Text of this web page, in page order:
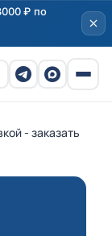
₽ по
- заказать